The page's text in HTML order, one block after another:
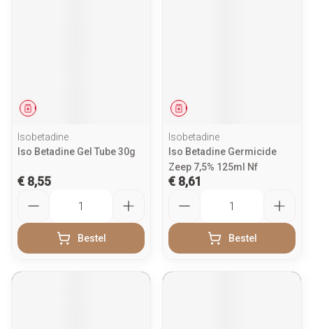
Geneesmiddel
Isobetadine
Iso Betadine Gel Tube 30g
€ 8,55
Bestel
Geneesmiddel
Isobetadine
Iso Betadine Germicide
Zeep 7,5% 125ml Nf
€ 8,61
Bestel